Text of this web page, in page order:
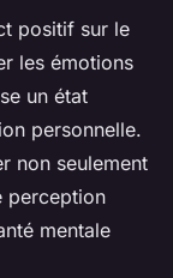
positif sur le
les émotions
un état
personnelle.
non seulement
perception
mentale